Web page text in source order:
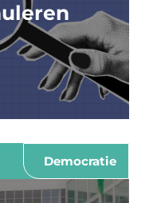
Democratie